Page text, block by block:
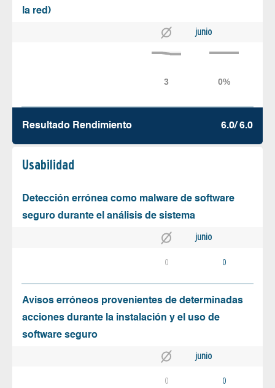
la red)
junio
Resultado Rendimiento 6.0/ 6.0
Usabilidad
Detección errónea como malware de software
seguro durante el análisis de sistema
junio
0 0
Avisos erróneos provenientes de determinadas
acciones durante la instalación y el uso de
software seguro
junio
0 0